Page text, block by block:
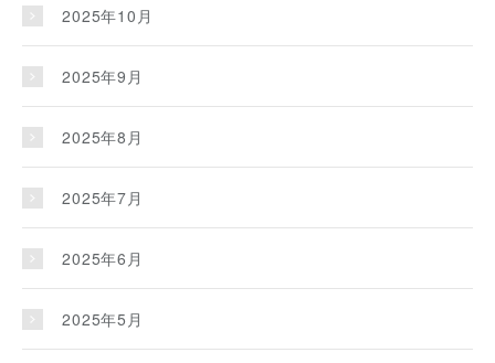
2025年10月
2025年9月
2025年8月
2025年7月
2025年6月
2025年5月